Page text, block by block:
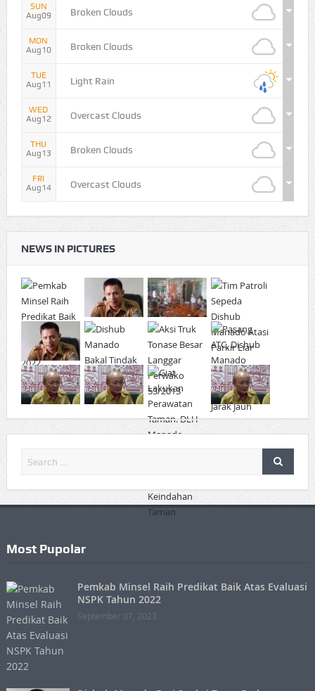
SUN
Aug09
Broken Clouds
MON
Aug10
Broken Clouds
TUE
Aug11
Light Rain
WED
Aug12
Overcast Clouds
THU
Aug13
Broken Clouds
FRI
Aug14
Overcast Clouds
NEWS IN PICTURES
Most Pupolar
Pemkab Minsel Raih Predikat Baik Atas Evaluasi
NSPK Tahun 2022
September 07, 2023